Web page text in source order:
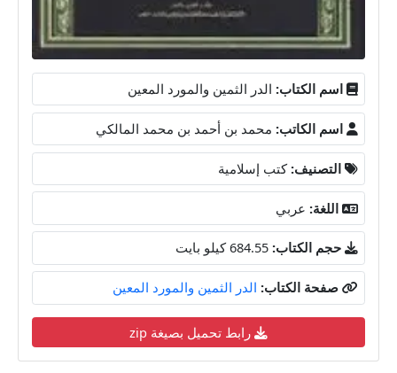
اسم الكتاب: الدر الثمين والمورد المعين
اسم الكاتب: محمد بن أحمد بن محمد المالكي
التصنيف: كتب إسلامية
اللغة: عربي
حجم الكتاب: 684.55 كيلو بايت
صفحة الكتاب: الدر الثمين والمورد المعين
رابط تحميل بصيغة zip